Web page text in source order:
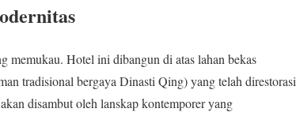
memukau. Hotel ini dibangun di atas lahan bekas
tradisional bergaya Dinasti Qing) yang telah direstorasi
disambut oleh lanskap kontemporer yang